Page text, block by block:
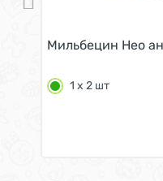
Мильбецин Нео
1 х 2 шт